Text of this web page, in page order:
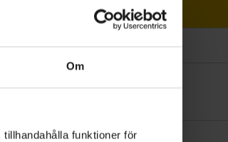
Om
funktioner för
Lägg i varukorg
1 års fri service